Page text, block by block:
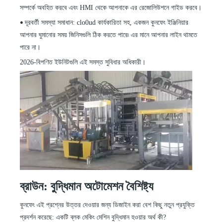
সম্পর্কে অবহিত করবে এবং HMI থেকে আপনাকে এর রেজোলিউশনে গাইড করবে।
•দূরবর্তী সমস্যা সমাধান: clo0ud কার্যকারিতা সহ, একজন কুনফেং ইঞ্জিনিয়ার
আপনার ঘুমানোর সময় জিনিসগুলি ঠিক করতে পারে৷ এর মানে আপনার লাইন থামতে
পারে না।
2026-বিপণিত ইউনিটগুলি এই সমস্ত সুবিধার অধিকারী।
ব্রাউন: বুদ্ধিমান অটোমেশন বৈশিষ্ট্য
কুনফেং এই প্রশ্নের উত্তর দেওয়ার জন্য ডিজাইন করা বেশ কিছু নতুন প্রযুক্তি
প্রদর্শন করেছে: একটি ব্লক মেকিং মেশিন বুদ্ধিমান হওয়ার অর্থ কী?